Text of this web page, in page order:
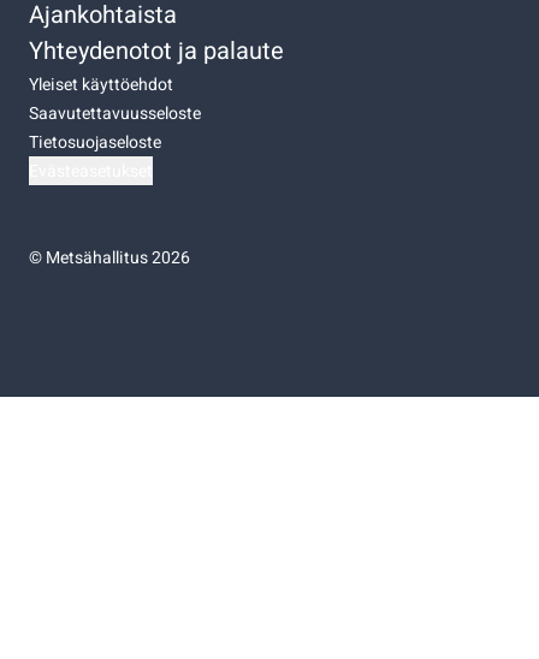
Ajankohtaista
Yhteydenotot ja palaute
Yleiset käyttöehdot
Saavutettavuusseloste
Tietosuojaseloste
©Metsähallitus 2026